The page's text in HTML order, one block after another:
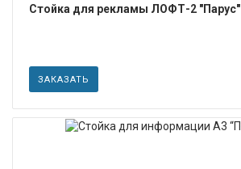
Стойка для рекламы ЛОФТ-2 "Парус"
ЗАКАЗАТЬ